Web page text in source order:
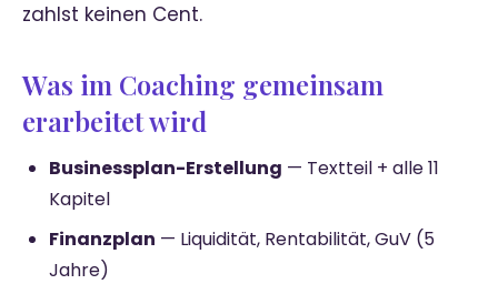
zahlst keinen Cent.
Was im Coaching gemeinsam
erarbeitet wird
Businessplan-Erstellung — Textteil + alle 11
Kapitel
Finanzplan — Liquidität, Rentabilität, GuV (5
Jahre)